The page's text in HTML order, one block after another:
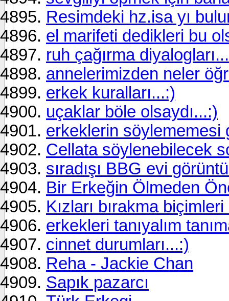
Resimdeki hz.isa yı
el marifeti dedikleri bu
ruh çağırma
annelerimizden neler
erkek kuralları...:)
uçaklar böle olsaydı...:)
erkeklerin söylememesi
Cellata söylenebilecek
sıradışı BBG evi
Bir Erkeğin Ölmeden
Kızları bırakma
erkekleri tanıyalım
cinnet durumları...:)
Reha - Jackie Chan
Sapık pazarcı